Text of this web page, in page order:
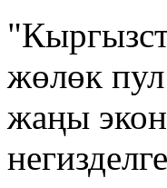
жөлөк
жаңы